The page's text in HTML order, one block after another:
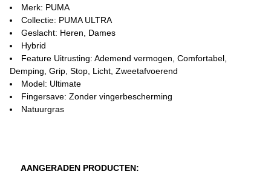
Merk: PUMA
Collectie: PUMA ULTRA
Geslacht: Heren, Dames
Hybrid
Feature Uitrusting: Ademend vermogen, Comfortabel,
Demping, Grip, Stop, Licht, Zweetafvoerend
Model: Ultimate
Fingersave: Zonder vingerbescherming
Natuurgras
AANGERADEN PRODUCTEN: